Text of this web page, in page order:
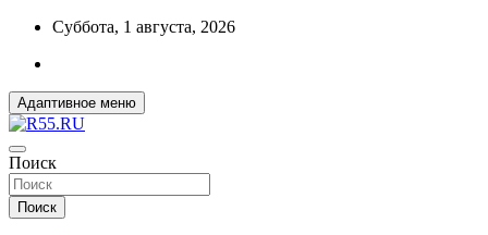
Перейти
содержимому
Суббота, 1 августа, 2026
Адаптивное меню
R55.RU
ДОБРЫЕ ВЕСТИ ИЗ ОМСКА
Поиск
Поиск